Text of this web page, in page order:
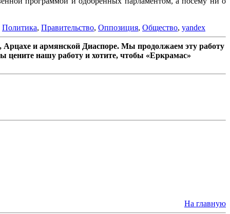
Политика, Правительство, Оппозиция, Общество, yandex
и армянской Диаспоре. Мы продолжаем эту работу
цените нашу работу и хотите, чтобы «Еркрамас»
На главную